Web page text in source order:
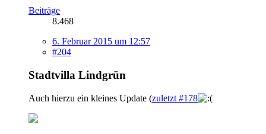
Beiträge
8.468
6. Februar 2015 um 12:57
#204
Stadtvilla Lindgrün
Auch hierzu ein kleines Update (zuletzt #178